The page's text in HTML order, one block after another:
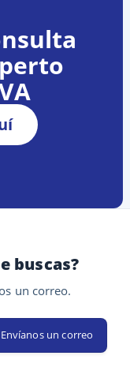
buscas?
un correo.
Envíanos un correo